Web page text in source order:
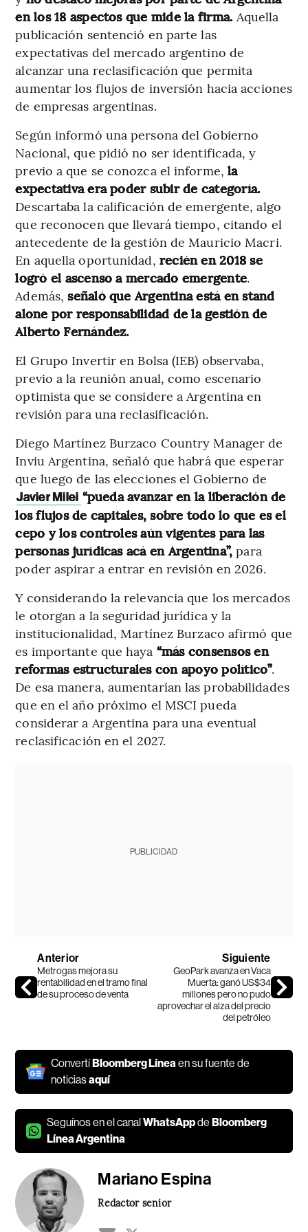
en los 18 aspectos que mide la firma. Aquella
publicación sentenció en parte las
expectativas del mercado argentino de
alcanzar una reclasificación que permita
aumentar los flujos de inversión hacia acciones
de empresas argentinas.
Según informó una persona del Gobierno
Nacional, que pidió no ser identificada, y
previo a que se conozca el informe, la
expectativa era poder subir de categoría.
Descartaba la calificación de emergente, algo
que reconocen que llevará tiempo, citando el
antecedente de la gestión de Mauricio Macri.
En aquella oportunidad, recién en 2018 se
logró el ascenso a mercado emergente.
Además, señaló que Argentina está en stand
alone por responsabilidad de la gestión de
Alberto Fernández.
El Grupo Invertir en Bolsa (IEB) observaba,
previo a la reunión anual, como escenario
optimista que se considere a Argentina en
revisión para una reclasificación.
Diego Martínez Burzaco Country Manager de
Inviu Argentina, señaló que habrá que esperar
que luego de las elecciones el Gobierno de
Javier Milei “pueda avanzar en la liberación de
los flujos de capitales, sobre todo lo que es el
cepo y los controles aún vigentes para las
personas jurídicas acá en Argentina”, para
poder aspirar a entrar en revisión en 2026.
Y considerando la relevancia que los mercados
le otorgan a la seguridad jurídica y la
institucionalidad, Martínez Burzaco afirmó que
es importante que haya “más consensos en
reformas estructurales con apoyo político”.
De esa manera, aumentarían las probabilidades
que en el año próximo el MSCI pueda
considerar a Argentina para una eventual
reclasificación en el 2027.
PUBLICIDAD
Anterior
Metrogas mejora su
rentabilidad en el tramo final
de su proceso de venta
Siguiente
GeoPark avanza en Vaca
Muerta: ganó US$34
millones pero no pudo
aprovechar el alza del precio
del petróleo
ConvertíBloomberg Línea en su fuente de
noticiasaquí
Seguínos en el canalWhatsAppdeBloomberg
Línea Argentina
Mariano Espina
Redactor senior